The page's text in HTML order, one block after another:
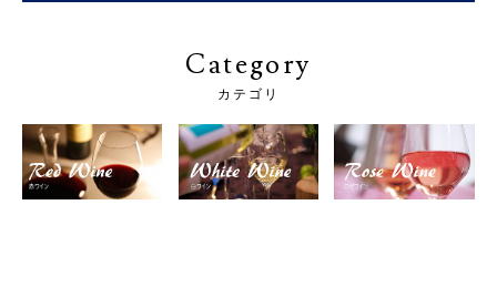
Category
カテゴリ